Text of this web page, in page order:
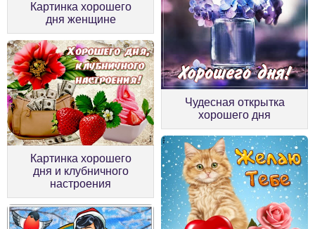
Картинка хорошего
дня женщине
Чудесная открытка
хорошего дня
Картинка хорошего
дня и клубничного
настроения